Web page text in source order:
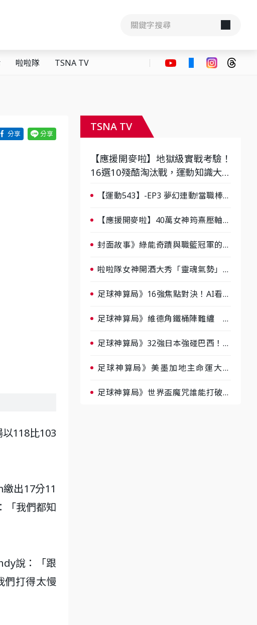
啦啦隊 TSNA TV
118比103
出17分11
「我們都知
說：「跟
們打得太慢
TSNA TV
【應援開麥啦】地獄級實戰考驗！
16選10殘酷淘汰戰，運動知識大會
【運動543】-EP3 夢幻連動!當職棒傳
【應援開麥啦】40萬女神筠熹壓軸！
比一個會-ep2
封面故事》綠能奇蹟與職籃冠軍的背
事》大談「心酸創業學」
啦啦隊女神開酒大秀「靈魂氣勢」！
大過招
足球神算局》16強焦點對決！AI看好
足球神算局》維德角鐵桶陣難纏 阿
足球神算局》32強日本強碰巴西！AI
爆冷
足球神算局》美墨加地主命運大解
足球神算局》世界盃魔咒誰能打破？